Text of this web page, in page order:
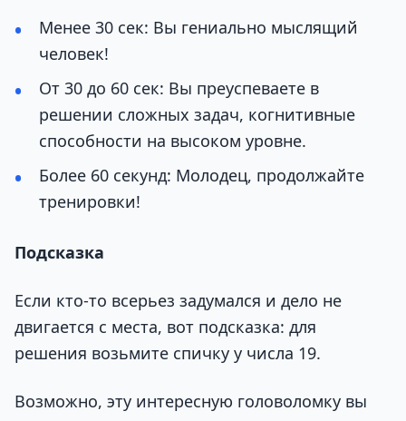
Менее 30 сек: Вы гениально мыслящий
человек!
От 30 до 60 сек: Вы преуспеваете в
решении сложных задач, когнитивные
способности на высоком уровне.
Более 60 секунд: Молодец, продолжайте
тренировки!
Подсказка
Если кто-то всерьез задумался и дело не
двигается с места, вот подсказка: для
решения возьмите спичку у числа 19.
Возможно, эту интересную головоломку вы